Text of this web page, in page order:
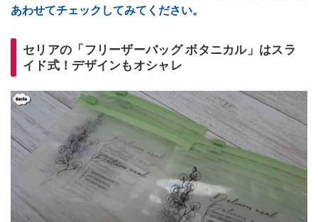
あわせてチェックしてみてください。
セリアの「フリーザーバッグ ボタニカル」はスラ
イド式！デザインもオシャレ